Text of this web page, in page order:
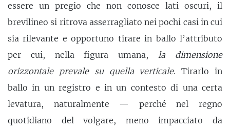
essere un pregio che non conosce lati oscuri, il
brevilineo si ritrova asserragliato nei pochi casi in cui
sia rilevante e opportuno tirare in ballo l’attributo
per cui, nella figura umana,la dimensione
orizzontale prevale su quella verticale. Tirarlo in
ballo in un registro e in un contesto di una certa
levatura, naturalmente — perché nel regno
quotidiano del volgare, meno impacciato da